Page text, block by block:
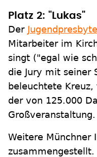
Platz 2: "Lukas"
Der
Mitarbeiter im
singt ("egal wie
die Jury mit seiner
beleuchtete
der von 125.000
Großveranstaltung.
Weitere Münchner
zusammengestellt.